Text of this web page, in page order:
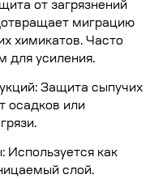
от загрязнений
миграцию
химикатов. Часто
для усиления.
Защита сыпучих
осадков или
как
слой.